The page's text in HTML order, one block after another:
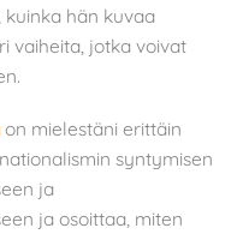
hän kuvaa
vaiheita, jotka voivat
on mielestäni erittäin
syntymisen
ja
ja osoittaa, miten